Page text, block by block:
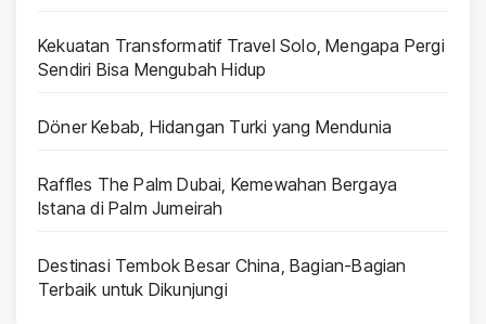
Kekuatan Transformatif Travel Solo, Mengapa Pergi
Sendiri Bisa Mengubah Hidup
Döner Kebab, Hidangan Turki yang Mendunia
Raffles The Palm Dubai, Kemewahan Bergaya
Istana di Palm Jumeirah
Destinasi Tembok Besar China, Bagian-Bagian
Terbaik untuk Dikunjungi